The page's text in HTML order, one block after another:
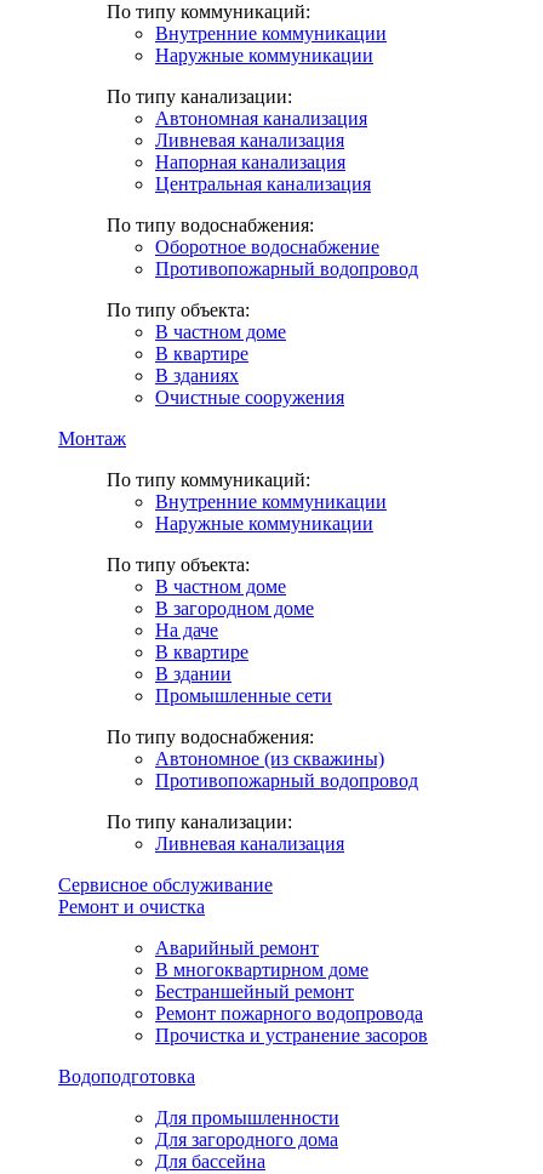
По типу коммуникаций:
Внутренние коммуникации
Наружные коммуникации
По типу канализации:
Автономная канализация
Ливневая канализация
Напорная канализация
Центральная канализация
По типу водоснабжения:
Оборотное водоснабжение
Противопожарный водопровод
По типу объекта:
В частном доме
В квартире
В зданиях
Очистные сооружения
Монтаж
По типу коммуникаций:
Внутренние коммуникации
Наружные коммуникации
По типу объекта:
В частном доме
В загородном доме
На даче
В квартире
В здании
Промышленные сети
По типу водоснабжения:
Автономное (из скважины)
Противопожарный водопровод
По типу канализации:
Ливневая канализация
Сервисное обслуживание
Ремонт и очистка
Аварийный ремонт
В многоквартирном доме
Бестраншейный ремонт
Ремонт пожарного водопровода
Прочистка и устранение засоров
Водоподготовка
Для промышленности
Для загородного дома
Для бассейна